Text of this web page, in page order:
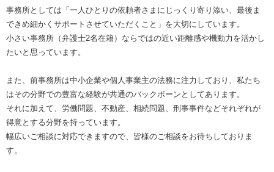
事務所としては「一人ひとりの依頼者さまにじっくり寄り添い、最後ま
できめ細かくサポートさせていただくこと」を大切にしています。
小さい事務所（弁護士2名在籍）ならではの近い距離感や機動力を活かし
たいと思っています。
また、前事務所は中小企業や個人事業主の法務に注力しており、私たち
はその分野での豊富な経験が共通のバックボーンとしてあります。
それに加えて、労働問題、不動産、相続問題、刑事事件などそれぞれが
得意とする分野を持っています。
幅広いご相談に対応できますので、皆様のご相談をお待ちしておりま
す。